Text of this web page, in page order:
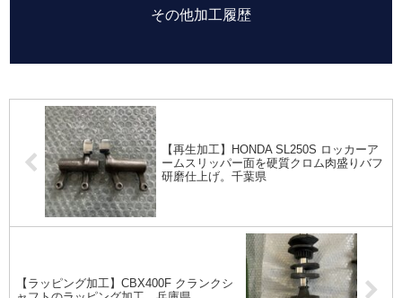
その他加工履歴
【再生加工】HONDA SL250S ロッカーア
ームスリッパー面を硬質クロム肉盛りバフ
研磨仕上げ。千葉県
【ラッピング加工】CBX400F クランクシ